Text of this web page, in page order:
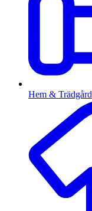
Hem & Trädgård